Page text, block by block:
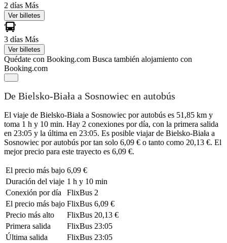
2 días Más
Ver billetes
3 días Más
Ver billetes
Quédate con Booking.com Busca también alojamiento con
Booking.com
De Bielsko-Biała a Sosnowiec en autobús
El viaje de Bielsko-Biała a Sosnowiec por autobús es 51,85 km y
toma 1 h y 10 min. Hay 2 conexiones por día, con la primera salida
en 23:05 y la última en 23:05. Es posible viajar de Bielsko-Biała a
Sosnowiec por autobús por tan solo 6,09 € o tanto como 20,13 €. El
mejor precio para este trayecto es 6,09 €.
El precio más bajo 6,09 €
Duración del viaje 1 h y 10 min
Conexión por día
FlixBus 2
El precio más bajo FlixBus 6,09 €
Precio más alto
FlixBus 20,13 €
Primera salida
FlixBus 23:05
Última salida
FlixBus 23:05